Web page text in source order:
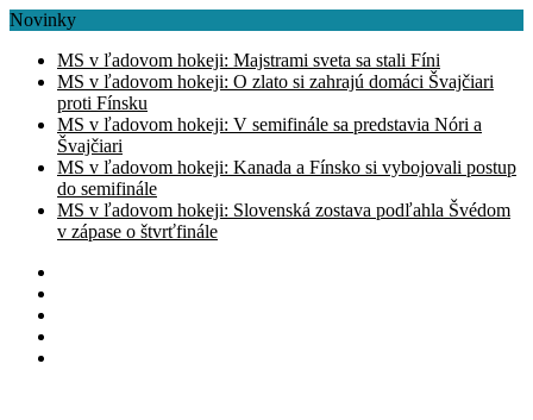
Novinky
MS v ľadovom hokeji: Majstrami sveta sa stali Fíni
MS v ľadovom hokeji: O zlato si zahrajú domáci Švajčiari
proti Fínsku
MS v ľadovom hokeji: V semifinále sa predstavia Nóri a
Švajčiari
MS v ľadovom hokeji: Kanada a Fínsko si vybojovali postup
do semifinále
MS v ľadovom hokeji: Slovenská zostava podľahla Švédom
v zápase o štvrťfinále